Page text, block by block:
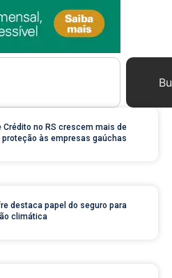
Crédito no RS crescem mais de
às empresas gaúchas
destaca papel do seguro para
climática